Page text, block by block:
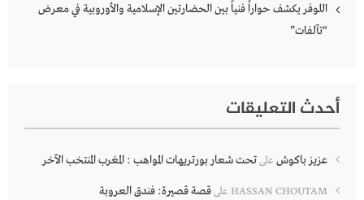
اللوفر يكشف حواراً فنياً بين الحضارتين الإسلامية والأوروبية في معرض
“تآلفات”
أحدث التعليقات
عزيز باكوش علىتحت شعار بورتريهات المواهب : المغرب المنتخب الآخر
HASSAN CHOUTAM علىقصة قصيرة: فندق العروبة